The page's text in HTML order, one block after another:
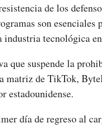
de los
son esenciales
tecnológica
que suspende la
matriz de TikTok,
estadounidense.
día de regreso al